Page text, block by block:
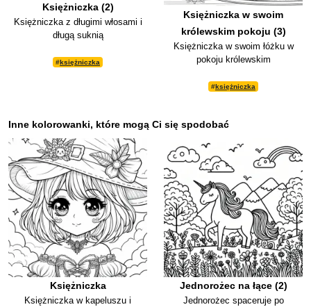
Księżniczka (2)
Księżniczka z długimi włosami i
długą suknią
#księżniczka
Księżniczka w swoim
królewskim pokoju (3)
Księżniczka w swoim łóżku w
pokoju królewskim
#księżniczka
Inne kolorowanki, które mogą Ci się spodobać
Księżniczka
Księżniczka w kapeluszu i
Jednorożec na łące (2)
Jednorożec spaceruje po